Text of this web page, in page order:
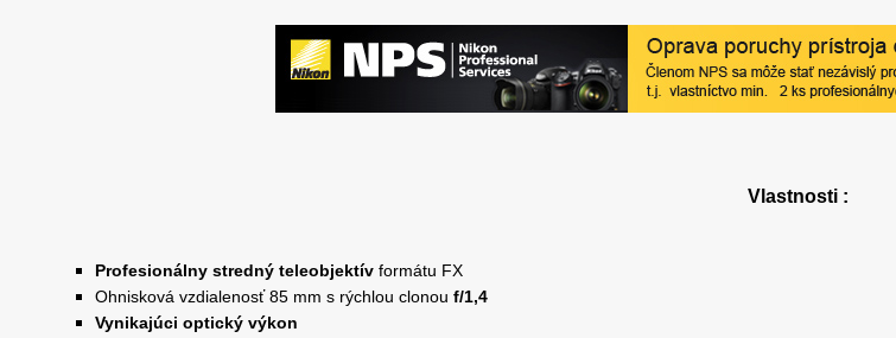
Vlastnosti :
Profesionálny stredný teleobjektív formátu FX
Ohnisková vzdialenosť 85 mm s rýchlou clonou f/1,4
Vynikajúci optický výkon